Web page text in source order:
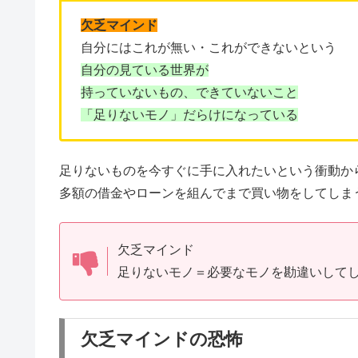
欠乏マインド
自分にはこれが無い・これができないという
自分の見ている世界が
持っていないもの、できていないこと
「足りないモノ」だらけになっている
足りないものを今すぐに手に入れたいという衝動か
多額の借金やローンを組んでまで買い物をしてしま
欠乏マインド
足りないモノ＝必要なモノを勘違いして
欠乏マインドの恐怖